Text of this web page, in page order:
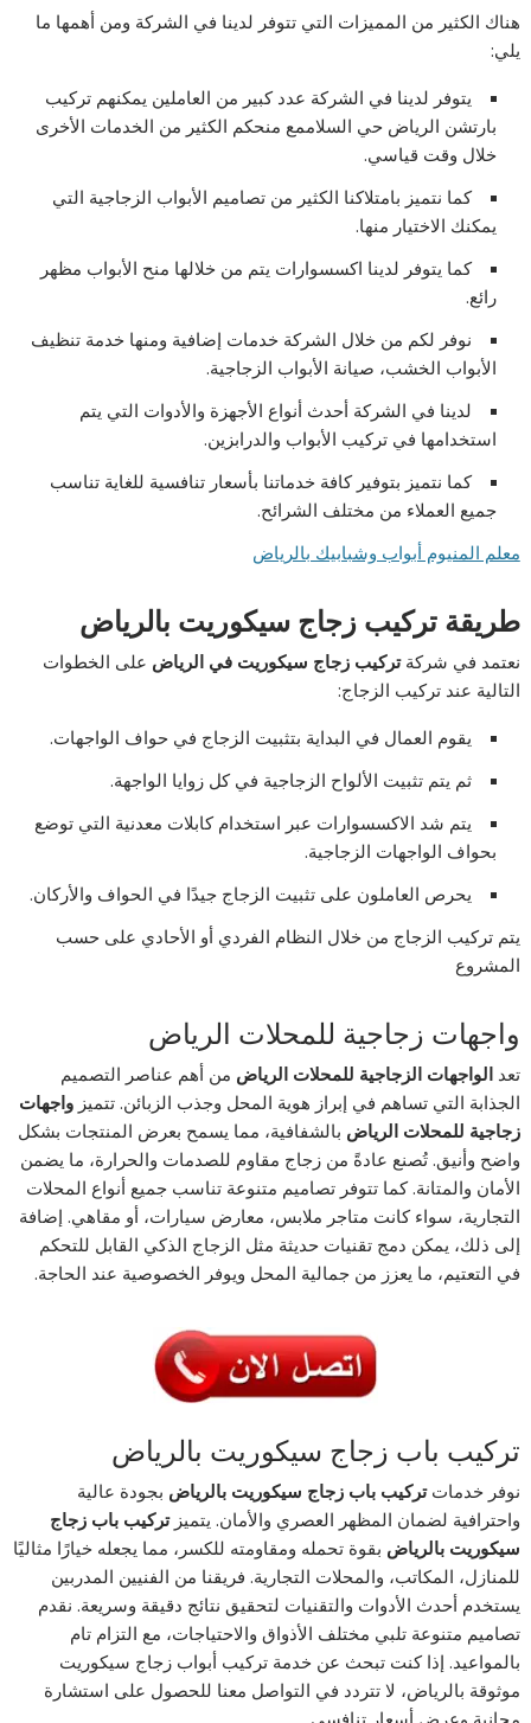
هناك الكثير من المميزات التي تتوفر لدينا في الشركة ومن أهمها ما
يلي:
يتوفر لدينا في الشركة عدد كبير من العاملين يمكنهم تركيب
بارتشن الرياض حي السلاممع منحكم الكثير من الخدمات الأخرى
خلال وقت قياسي.
كما نتميز بامتلاكنا الكثير من تصاميم الأبواب الزجاجية التي
يمكنك الاختيار منها.
كما يتوفر لدينا اكسسوارات يتم من خلالها منح الأبواب مظهر
رائع.
نوفر لكم من خلال الشركة خدمات إضافية ومنها خدمة تنظيف
الأبواب الخشب، صيانة الأبواب الزجاجية.
لدينا في الشركة أحدث أنواع الأجهزة والأدوات التي يتم
استخدامها في تركيب الأبواب والدرابزين.
كما نتميز بتوفير كافة خدماتنا بأسعار تنافسية للغاية تناسب
جميع العملاء من مختلف الشرائح.
معلم المنيوم أبواب وشبابيك بالرياض
طريقة تركيب زجاج سيكوريت بالرياض
نعتمد في شركةتركيب زجاج سيكوريت في الرياض على الخطوات
التالية عند تركيب الزجاج:
يقوم العمال في البداية بتثبيت الزجاج في حواف الواجهات.
ثم يتم تثبيت الألواح الزجاجية في كل زوايا الواجهة.
يتم شد الاكسسوارات عبر استخدام كابلات معدنية التي توضع
بحواف الواجهات الزجاجية.
يحرص العاملون على تثبيت الزجاج جيدًا في الحواف والأركان.
يتم تركيب الزجاج من خلال النظام الفردي أو الأحادي على حسب
المشروع
واجهات زجاجية للمحلات الرياض
تعدالواجهات الزجاجية للمحلات الرياض من أهم عناصر التصميم
الجذابة التي تساهم في إبراز هوية المحل وجذب الزبائن. تتميزواجهات
زجاجية للمحلات الرياض بالشفافية، مما يسمح بعرض المنتجات بشكل
واضح وأنيق. تُصنع عادةً من زجاج مقاوم للصدمات والحرارة، ما يضمن
الأمان والمتانة. كما تتوفر تصاميم متنوعة تناسب جميع أنواع المحلات
التجارية، سواء كانت متاجر ملابس، معارض سيارات، أو مقاهي. إضافة
إلى ذلك، يمكن دمج تقنيات حديثة مثل الزجاج الذكي القابل للتحكم
في التعتيم، ما يعزز من جمالية المحل ويوفر الخصوصية عند الحاجة.
تركيب باب زجاج سيكوريت بالرياض
نوفر خدماتتركيب باب زجاج سيكوريت بالرياض بجودة عالية
واحترافية لضمان المظهر العصري والأمان. يتميزتركيب باب زجاج
سيكوريت بالرياض بقوة تحمله ومقاومته للكسر، مما يجعله خيارًا مثاليًا
للمنازل، المكاتب، والمحلات التجارية. فريقنا من الفنيين المدربين
يستخدم أحدث الأدوات والتقنيات لتحقيق نتائج دقيقة وسريعة. نقدم
تصاميم متنوعة تلبي مختلف الأذواق والاحتياجات، مع التزام تام
بالمواعيد. إذا كنت تبحث عن خدمة تركيب أبواب زجاج سيكوريت
موثوقة بالرياض، لا تتردد في التواصل معنا للحصول على استشارة
مجانية وعرض أسعار تنافسي.